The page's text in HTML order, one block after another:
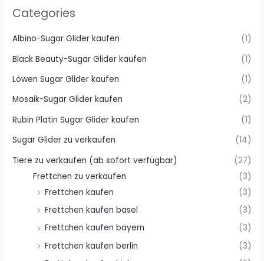
Categories
Albino-Sugar Glider kaufen
(1)
Black Beauty-Sugar Glider kaufen
(1)
Löwen Sugar Glider kaufen
(1)
Mosaik-Sugar Glider kaufen
(2)
Rubin Platin Sugar Glider kaufen
(1)
Sugar Glider zu verkaufen
(14)
Tiere zu verkaufen (ab sofort verfügbar)
(27)
Frettchen zu verkaufen
(3)
Frettchen kaufen
(3)
Frettchen kaufen basel
(3)
Frettchen kaufen bayern
(3)
Frettchen kaufen berlin
(3)